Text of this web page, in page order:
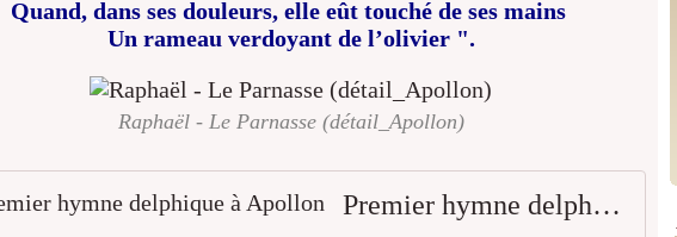
Quand, dans ses douleurs, elle eût touché de ses mains
Un rameau verdoyant de l’olivier ".
Raphaël - Le Parnasse (détail_Apollon)
Premier hymne delphique à Apollon